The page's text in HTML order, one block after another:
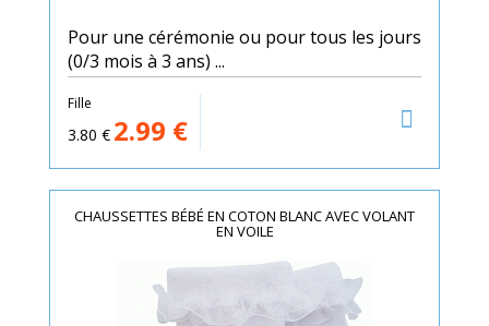
Pour une cérémonie ou pour tous les jours
(0/3 mois à 3 ans) ...
Fille
3.80 € 2.99 €
CHAUSSETTES BÉBÉ EN COTON BLANC AVEC VOLANT
EN VOILE